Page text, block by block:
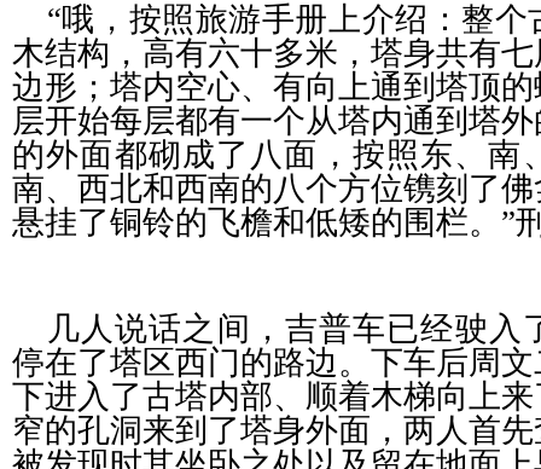
“哦，按照旅游手册上介绍：整
木结构，高有六十多米，塔身共有
边形；塔内空心、有向上通到塔顶
层开始每层都有一个从塔内通到塔
的外面都砌成了八面，按照东、南
南、西北和西南的八个方位镌刻了
悬挂了铜铃的飞檐和低矮的围栏。”
几人说话之间，吉普车已经驶入
停在了塔区西门的路边。下车后周
下进入了古塔内部、顺着木梯向上
窄的孔洞来到了塔身外面，两人首